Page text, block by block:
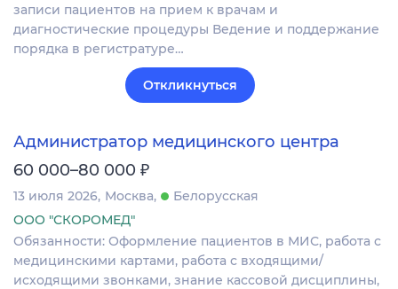
записи пациентов на прием к врачам и
диагностические процедуры Ведение и поддержание
порядка в регистратуре…
Откликнуться
Администратор медицинского центра
60 000–80 000 ₽
13 июля 2026 Москва
Белорусская
ООО "СКОРОМЕД"
Обязанности: Оформление пациентов в МИС, работа с
медицинскими картами, работа с входящими/
исходящими звонками, знание кассовой дисциплины,